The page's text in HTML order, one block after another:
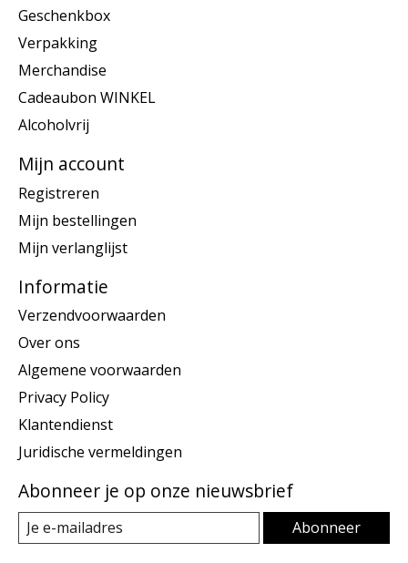
Geschenkbox
Verpakking
Merchandise
Cadeaubon WINKEL
Alcoholvrij
Mijn account
Registreren
Mijn bestellingen
Mijn verlanglijst
Informatie
Verzendvoorwaarden
Over ons
Algemene voorwaarden
Privacy Policy
Klantendienst
Juridische vermeldingen
Abonneer je op onze nieuwsbrief
Abonneer